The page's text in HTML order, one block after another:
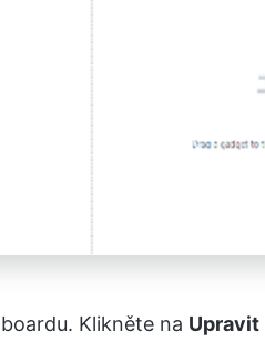
Klikněte na Upravit